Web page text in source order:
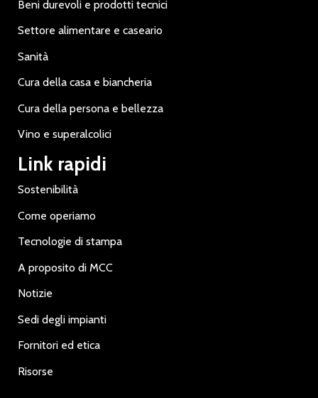
Beni durevoli e prodotti tecnici
Settore alimentare e caseario
Sanità
Cura della casa e biancheria
Cura della persona e bellezza
Vino e superalcolici
Link rapidi
Sostenibilità
Come operiamo
Tecnologie di stampa
A proposito di MCC
Notizie
Sedi degli impianti
Fornitori ed etica
Risorse